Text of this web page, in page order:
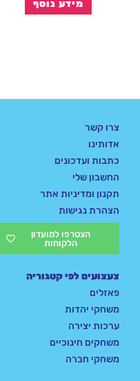
מידע נוסף
צרו קשר
אדותינו
כתבות ועדכונים
החשבון שלי
תקנון ומדיניות אתר
הצהרת נגישות
הצטרפו למועדון
הלקוחות
צעצועים לפי קטגוריה
פאזלים
משחקי יהדות
ערכות יצירה
משחקים חינוכיים
משחקי חברה